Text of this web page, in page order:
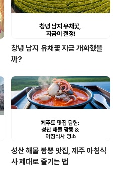
창녕 남지 유채꽃 지금 개화했을
까?
성산 해물 짬뽕 맛집, 제주 아침식
사 제대로 즐기는 법